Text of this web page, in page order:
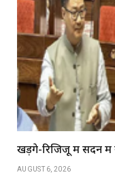
खड़गे-रिजिजू में सदन में
AUGUST 6, 2026